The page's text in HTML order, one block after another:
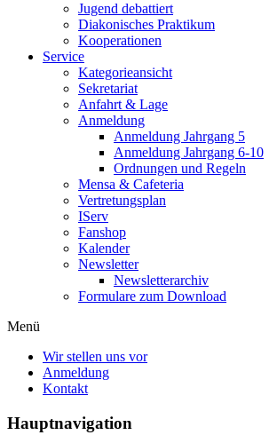
Jugend debattiert
Diakonisches Praktikum
Kooperationen
Service
Kategorieansicht
Sekretariat
Anfahrt & Lage
Anmeldung
Anmeldung Jahrgang 5
Anmeldung Jahrgang 6-10
Ordnungen und Regeln
Mensa & Cafeteria
Vertretungsplan
IServ
Fanshop
Kalender
Newsletter
Newsletterarchiv
Formulare zum Download
Menü
Wir stellen uns vor
Anmeldung
Kontakt
Hauptnavigation